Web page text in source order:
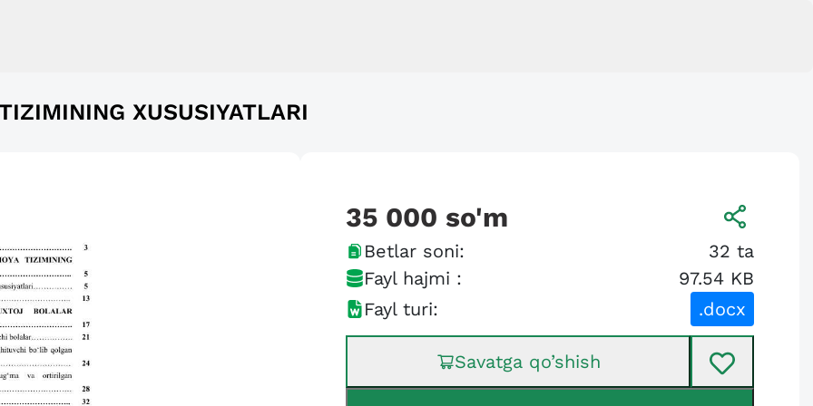
XUSUSIYATLARI
35 000 so'm
Betlar soni: 32 ta
Fayl hajmi :
97.54 KB
Fayl turi:
.docx
Savatga qo’shish